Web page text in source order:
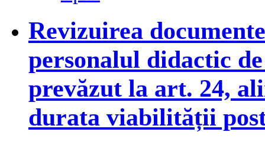
Revizuirea
personalul didactic
prevăzut la art. 24,
durata viabilității